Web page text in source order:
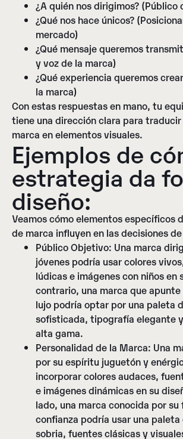
¿A quién nos dirigimos? (Público
¿Qué nos hace únicos?
mercado)
¿Qué mensaje queremos
y voz de la marca)
¿Qué experiencia queremos
la marca)
Con estas respuestas en mano, tu
tiene una dirección clara para traducir
marca en elementos visuales.
Ejemplos de
estrategia da
diseño:
Veamos cómo elementos específicos
de marca influyen en las decisiones
Público Objetivo: Una marca
jóvenes podría usar colores
lúdicas e imágenes con niños en
contrario, una marca que
lujo podría optar por una paleta
sofisticada, tipografía elegante
alta gama.
Personalidad de la Marca: Una
por su espíritu juguetón y
incorporar colores audaces,
e imágenes dinámicas en su
lado, una marca conocida por
confianza podría usar una paleta
sobria, fuentes clásicas y